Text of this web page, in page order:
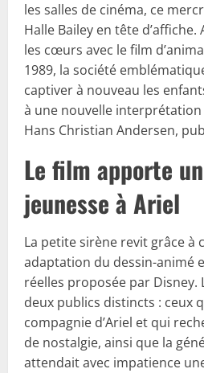
les salles de cinéma, ce
Halle Bailey en tête
les cœurs avec le film
1989, la société
captiver à nouveau les
à une nouvelle
Hans Christian Andersen,
Le film apporte
jeunesse à Ariel
La petite sirène revit grâce à
adaptation du dessin-animé
réelles proposée par Disney.
deux publics distincts : ceux
compagnie d’Ariel et qui
de nostalgie, ainsi que la
attendait avec impatience